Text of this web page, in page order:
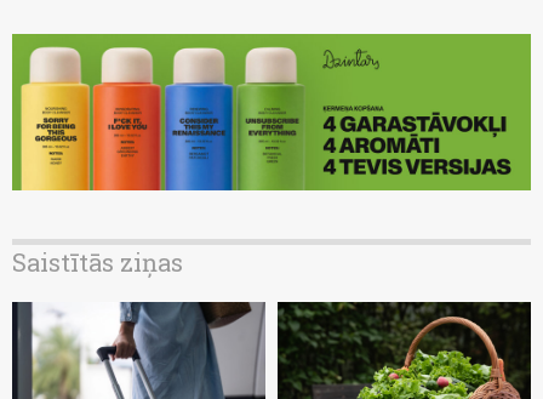
Saistītās ziņas